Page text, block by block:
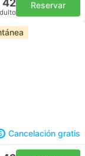
42 Reservar
Cancelación gratis